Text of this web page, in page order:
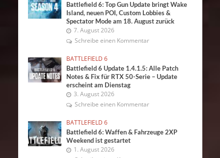
Battlefield 6: Top Gun Update bringt Wake
Island, neuen POI, Custom Lobbies &
Spectator Mode am 18. August zurück
7. August 2026
Schreibe einen Kommentar
BATTLEFIELD 6
Battlefield 6 Update 1.4.1.5: Alle Patch
Notes & Fix für RTX 50-Serie – Update
erscheint am Dienstag
3. August 2026
Schreibe einen Kommentar
BATTLEFIELD 6
Battlefield 6: Waffen & Fahrzeuge 2XP
Weekend ist gestartet
1. August 2026